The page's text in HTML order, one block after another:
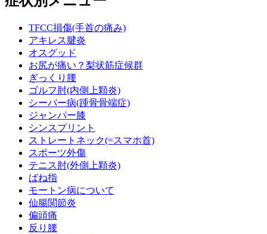
TFCC損傷(手首の痛み)
アキレス腱炎
オスグッド
お尻が痛い？梨状筋症候群
ぎっくり腰
ゴルフ肘(内側上顆炎)
シーバー病(踵骨骨端症)
ジャンパー膝
シンスプリント
ストレートネック(=スマホ首)
スポーツ外傷
テニス肘(外側上顆炎)
ばね指
モートン病について
仙腸関節炎
偏頭痛
反り腰